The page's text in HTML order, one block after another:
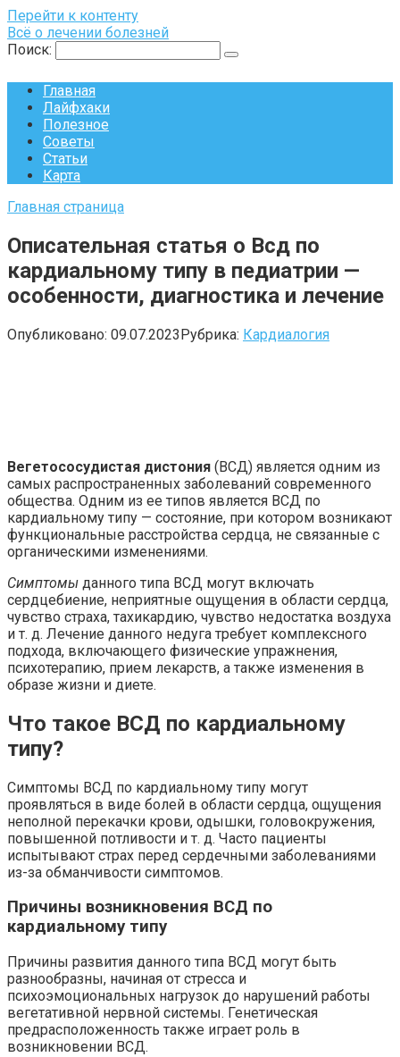
Перейти к контенту
Всё о лечении болезней
Поиск:
Главная
Лайфхаки
Полезное
Советы
Статьи
Карта
Главная страница
Описательная статья о Всд по
кардиальному типу в педиатрии —
особенности, диагностика и лечение
Опубликовано: 09.07.2023Рубрика: Кардиалогия
Вегетососудистая дистония (ВСД) является одним из
самых распространенных заболеваний современного
общества. Одним из ее типов является ВСД по
кардиальному типу — состояние, при котором возникают
функциональные расстройства сердца, не связанные с
органическими изменениями.
Симптомы данного типа ВСД могут включать
сердцебиение, неприятные ощущения в области сердца,
чувство страха, тахикардию, чувство недостатка воздуха
и т. д. Лечение данного недуга требует комплексного
подхода, включающего физические упражнения,
психотерапию, прием лекарств, а также изменения в
образе жизни и диете.
Что такое ВСД по кардиальному
типу?
Симптомы ВСД по кардиальному типу могут
проявляться в виде болей в области сердца, ощущения
неполной перекачки крови, одышки, головокружения,
повышенной потливости и т. д. Часто пациенты
испытывают страх перед сердечными заболеваниями
из-за обманчивости симптомов.
Причины возникновения ВСД по
кардиальному типу
Причины развития данного типа ВСД могут быть
разнообразны, начиная от стресса и
психоэмоциональных нагрузок до нарушений работы
вегетативной нервной системы. Генетическая
предрасположенность также играет роль в
возникновении ВСД.